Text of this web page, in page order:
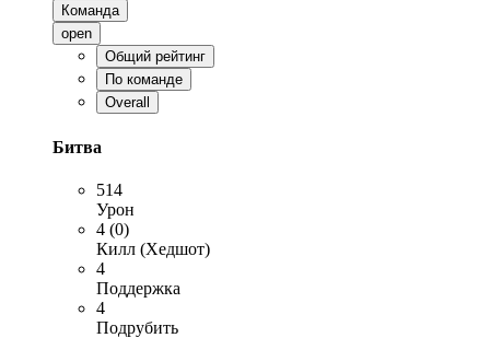
Команда
open
Общий рейтинг
По команде
Overall
Битва
514
Урон
4 (0)
Килл (Хедшот)
4
Поддержка
4
Подрубить